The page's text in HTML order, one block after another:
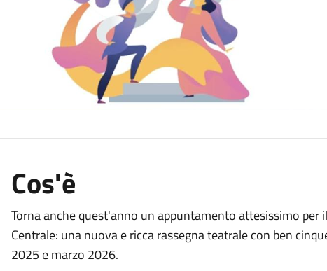
Cos'è
Torna anche quest'anno un appuntamento attesissimo per
Centrale: una nuova e ricca rassegna teatrale con ben
2025 e marzo 2026.